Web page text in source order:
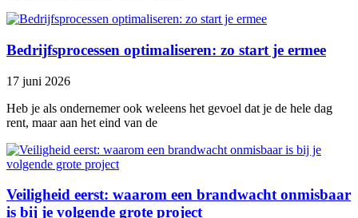
Bedrijfsprocessen optimaliseren: zo start je ermee
17 juni 2026
Heb je als ondernemer ook weleens het gevoel dat je de hele dag
rent, maar aan het eind van de
Veiligheid eerst: waarom een brandwacht onmisbaar
is bij je volgende grote project